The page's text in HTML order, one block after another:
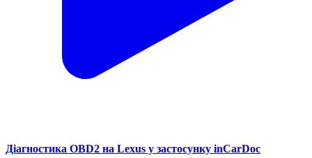
Діагностика OBD2 на Lexus у застосунку inCarDoc